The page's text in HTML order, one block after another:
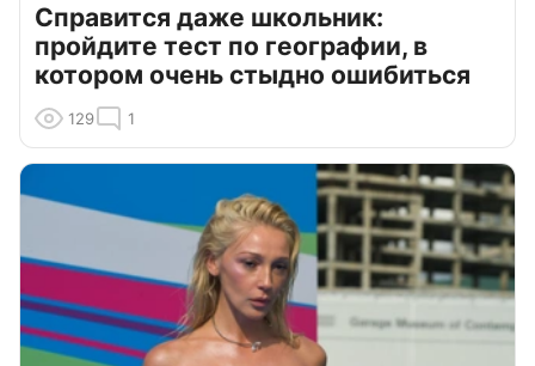
Справится даже школьник:
пройдите тест по географии, в
котором очень стыдно ошибиться
129 1